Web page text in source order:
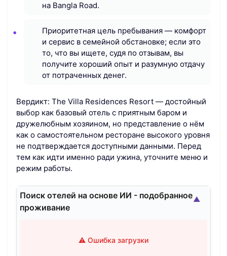
на Bangla Road.
Приоритетная цель пребывания — комфорт
и сервис в семейной обстановке; если это
то, что вы ищете, судя по отзывам, вы
получите хороший опыт и разумную отдачу
от потраченных денег.
Вердикт: The Villa Residences Resort — достойный
выбор как базовый отель с приятным баром и
дружелюбным хозяином, но представление о нём
как о самостоятельном ресторане высокого уровня
не подтверждается доступными данными. Перед
тем как идти именно ради ужина, уточните меню и
режим работы.
Поиск отелей на основе ИИ - подобранное
проживание
⚠️ Ошибка загрузки
▲